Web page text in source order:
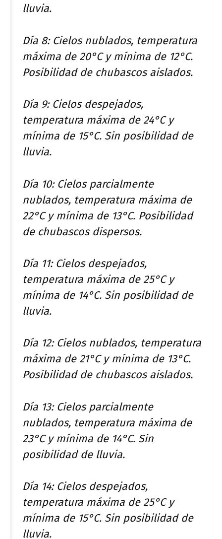
lluvia.
Día 8: Cielos nublados, temperatura
máxima de 20°C y mínima de 12°C.
Posibilidad de chubascos aislados.
Día 9: Cielos despejados,
temperatura máxima de 24°C y
mínima de 15°C. Sin posibilidad de
lluvia.
Día 10: Cielos parcialmente
nublados, temperatura máxima de
22°C y mínima de 13°C. Posibilidad
de chubascos dispersos.
Día 11: Cielos despejados,
temperatura máxima de 25°C y
mínima de 14°C. Sin posibilidad de
lluvia.
Día 12: Cielos nublados, temperatura
máxima de 21°C y mínima de 13°C.
Posibilidad de chubascos aislados.
Día 13: Cielos parcialmente
nublados, temperatura máxima de
23°C y mínima de 14°C. Sin
posibilidad de lluvia.
Día 14: Cielos despejados,
temperatura máxima de 25°C y
mínima de 15°C. Sin posibilidad de
lluvia.